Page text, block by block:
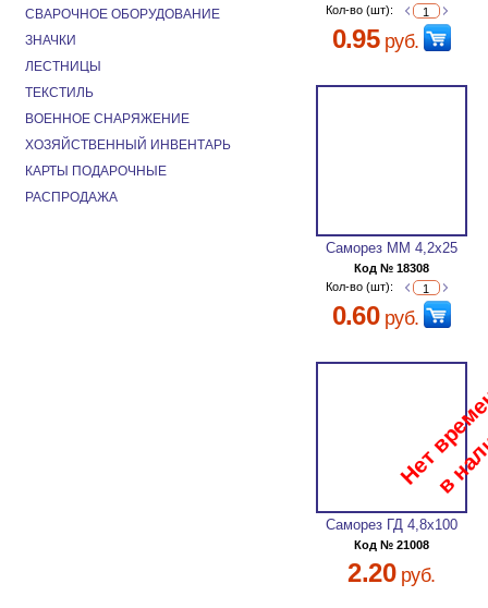
Кол-во (шт):
0.95руб.
Саморез ММ 4,2х25
Код № 18308
Кол-во (шт):
0.60руб.
Саморез ГД 4,8х100
Код № 21008
2.20руб.
СВАРОЧНОЕ ОБОРУДОВАНИЕ
ЗНАЧКИ
ЛЕСТНИЦЫ
ТЕКСТИЛЬ
ВОЕННОЕ СНАРЯЖЕНИЕ
ХОЗЯЙСТВЕННЫЙ ИНВЕНТАРЬ
КАРТЫ ПОДАРОЧНЫЕ
РАСПРОДАЖА